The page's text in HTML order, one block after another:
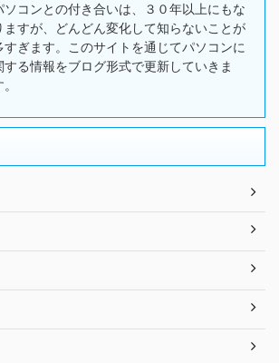
ソコンとの付き合いは、３０年以上にもな
ますが、どんどん変化して知らないことが
すぎます。このサイトを通じてパソコンに
する情報をブログ形式で更新していきま